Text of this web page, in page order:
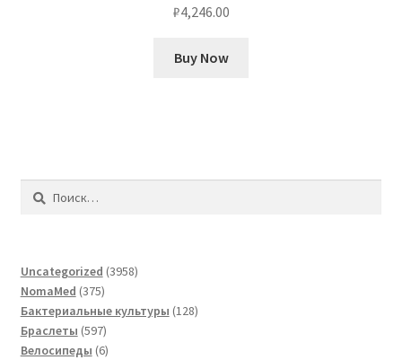
₽4,246.00
Buy Now
Найти:
Uncategorized 39583958
NomaMed 375375
товаров
Бактериальные культуры 128128
Браслеты 597597
товаров
Велосипеды 66